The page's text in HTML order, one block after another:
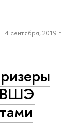
4 сентября, 2019 г.
ВШЭ